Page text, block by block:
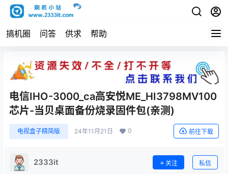
搞机圈 问答 供求 帮助
电信IHO-3000_ca高安悦ME_HI3798MV100
芯片-当贝桌面备份烧录固件包(亲测)
电视盒子精简版 24年11月21日 0 前往下载
2333it 关注 私信